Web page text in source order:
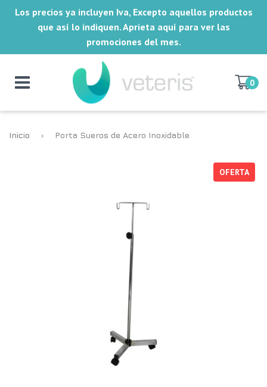
Los precios ya incluyen Iva, Excepto aquellos productos
que así lo indiquen. Aprieta aquí para ver las
promociones del mes.
0
Inicio › Porta Sueros de Acero Inoxidable
OFERTA